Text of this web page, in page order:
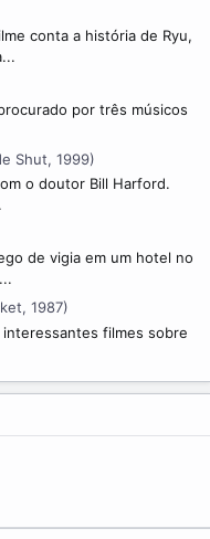
conta a história de Ryu,
por três músicos
Shut, 1999)
o doutor Bill Harford.
de vigia em um hotel no
1987)
filmes sobre